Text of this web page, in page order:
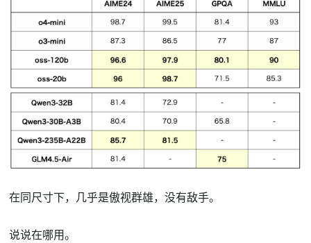
在同尺寸下，几乎是傲视群雄，没有敌手。
说说在哪用。